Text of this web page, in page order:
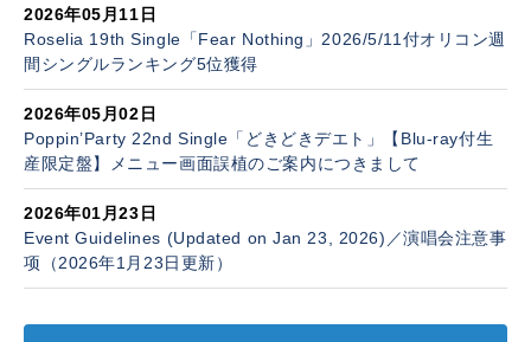
2026年05月11日
Roselia 19th Single「Fear Nothing」2026/5/11付オリコン週
間シングルランキング5位獲得
2026年05月02日
Poppin’Party 22nd Single「どきどきデエト」【Blu-ray付生
産限定盤】メニュー画面誤植のご案内につきまして
2026年01月23日
Event Guidelines (Updated on Jan 23, 2026)／演唱会注意事
项（2026年1月23日更新）